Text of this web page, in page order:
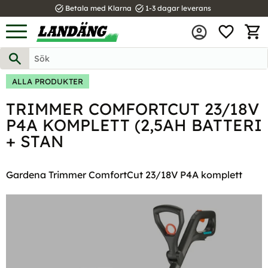
Meny
task_alt Betala med Klarna task_alt 1-3 dagar leverans
ALLA PRODUKTER
TRIMMER COMFORTCUT 23/18V
P4A KOMPLETT (2,5AH BATTERI
+ STAN
Gardena Trimmer ComfortCut 23/18V P4A komplett